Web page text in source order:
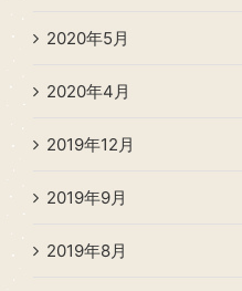
2020年5月
2020年4月
2019年12月
2019年9月
2019年8月